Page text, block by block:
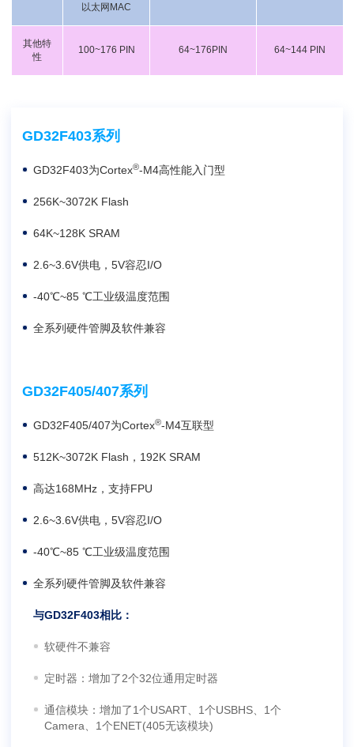
以太网MAC
其他特
性
100~176 PIN 64~176PIN 64~144 PIN
GD32F403系列
GD32F403为Cortex®-M4高性能入门型
256K~3072K Flash
64K~128K SRAM
2.6~3.6V供电，5V容忍I/O
-40℃~85 ℃工业级温度范围
全系列硬件管脚及软件兼容
GD32F405/407系列
GD32F405/407为Cortex®-M4互联型
512K~3072K Flash，192K SRAM
高达168MHz，支持FPU
2.6~3.6V供电，5V容忍I/O
-40℃~85 ℃工业级温度范围
全系列硬件管脚及软件兼容
与GD32F403相比：
软硬件不兼容
定时器：增加了2个32位通用定时器
通信模块：增加了1个USART、1个USBHS、1个
Camera、1个ENET(405无该模块)